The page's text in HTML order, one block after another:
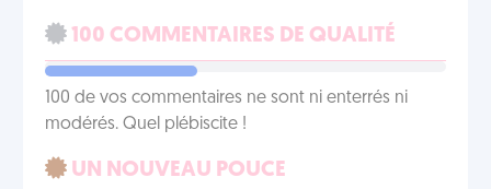
100 COMMENTAIRES DE QUALITÉ
100 de vos commentaires ne sont ni enterrés ni
modérés. Quel plébiscite !
UN NOUVEAU POUCE